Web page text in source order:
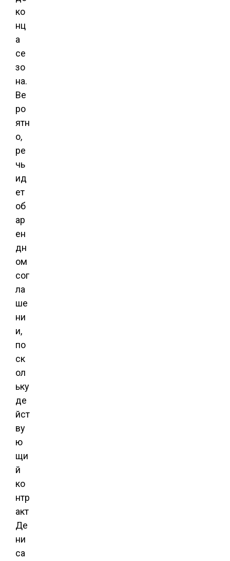
ко
нц
а
се
зо
на.
Ве
ро
ятн
о,
ре
чь
ид
ет
об
ар
ен
дн
ом
сог
ла
ше
ни
и,
по
ск
ол
ьку
де
йст
ву
ю
щи
й
ко
нтр
акт
Де
ни
са